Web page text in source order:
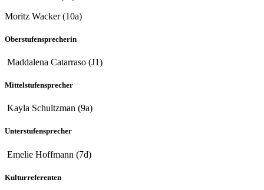
Moritz Wacker (10a)
Oberstufensprecherin
Maddalena Catarraso (J1)
Mittelstufensprecher
Kayla Schultzman (9a)
Unterstufensprecher
Emelie Hoffmann (7d)
Kulturreferenten